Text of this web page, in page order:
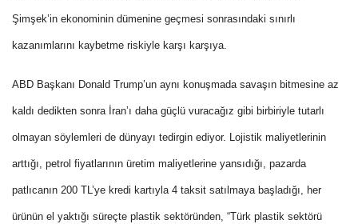
Şimşek’in ekonominin dümenine geçmesi sonrasındaki sınırlı
kazanımlarını kaybetme riskiyle karşı karşıya.
ABD Başkanı Donald Trump’un aynı konuşmada savaşın bitmesine az
kaldı dedikten sonra İran’ı daha güçlü vuracağız gibi birbiriyle tutarlı
olmayan söylemleri de dünyayı tedirgin ediyor. Lojistik maliyetlerinin
arttığı, petrol fiyatlarının üretim maliyetlerine yansıdığı, pazarda
patlıcanın 200 TL’ye kredi kartıyla 4 taksit satılmaya başladığı, her
ürünün el yaktığı süreçte plastik sektöründen, “Türk plastik sektörü